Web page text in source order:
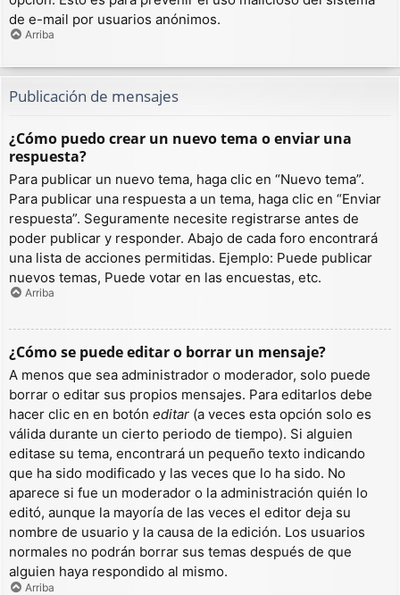
de e-mail por usuarios anónimos.
Arriba
Publicación de mensajes
¿Cómo puedo crear un nuevo tema o enviar una
respuesta?
Para publicar un nuevo tema, haga clic en “Nuevo tema”.
Para publicar una respuesta a un tema, haga clic en “Enviar
respuesta”. Seguramente necesite registrarse antes de
poder publicar y responder. Abajo de cada foro encontrará
una lista de acciones permitidas. Ejemplo: Puede publicar
nuevos temas, Puede votar en las encuestas, etc.
Arriba
¿Cómo se puede editar o borrar un mensaje?
A menos que sea administrador o moderador, solo puede
borrar o editar sus propios mensajes. Para editarlos debe
hacer clic en en botón editar (a veces esta opción solo es
válida durante un cierto periodo de tiempo). Si alguien
editase su tema, encontrará un pequeño texto indicando
que ha sido modificado y las veces que lo ha sido. No
aparece si fue un moderador o la administración quién lo
editó, aunque la mayoría de las veces el editor deja su
nombre de usuario y la causa de la edición. Los usuarios
normales no podrán borrar sus temas después de que
alguien haya respondido al mismo.
Arriba